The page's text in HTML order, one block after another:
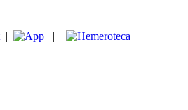
| |